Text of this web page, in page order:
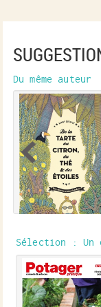
Du même auteur
Sélection : Un